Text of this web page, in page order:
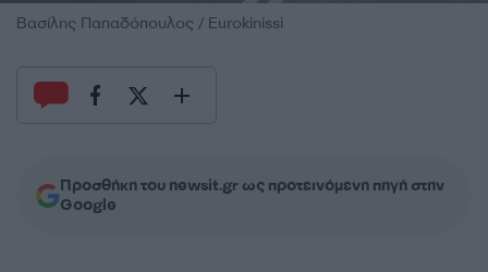
Βασίλης Παπαδόπουλος / Eurokinissi
Προσθήκη του newsit.gr ως προτεινόμενη πηγή στην
Google